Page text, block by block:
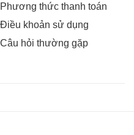
Phương thức thanh toán
Điều khoản sử dụng
Câu hỏi thường gặp